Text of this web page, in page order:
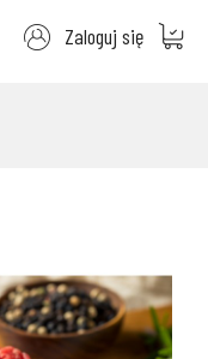
Zaloguj się